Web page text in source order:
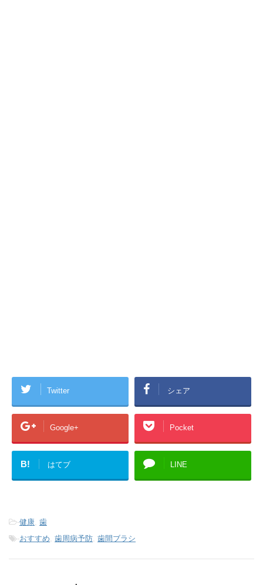
Twitter シェア
Google+ Pocket
B! はてブ LINE
-健康 歯
-おすすめ 歯周病予防 歯間ブラシ